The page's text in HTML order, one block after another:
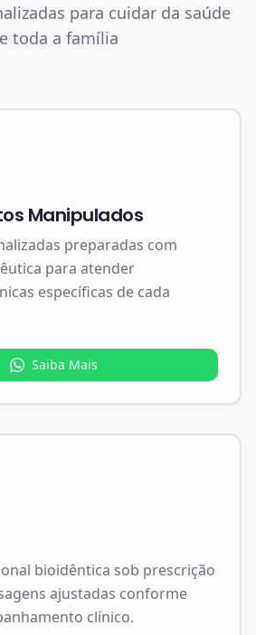
para cuidar da saúde
toda a família
Manipulados
preparadas com
para atender
específicas de cada
Saiba Mais
bioidêntica sob prescrição
ajustadas conforme
clínico.